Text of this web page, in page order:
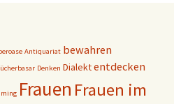
Antiquariat bewahren
Denken Dialektentdecken
Frauen Frauen im